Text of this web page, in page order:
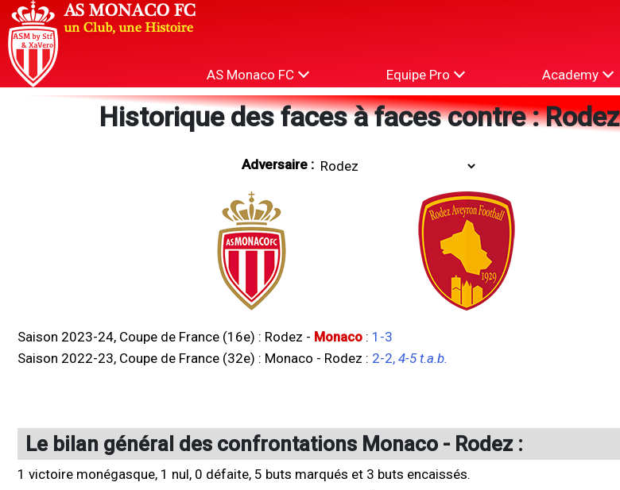
AS Monaco FC Equipe Pro Academy
Historique des faces à faces contre : Rodez
Adversaire :
Saison 2023-24, Coupe de France (16e) : Rodez - Monaco : 1-3
Saison 2022-23, Coupe de France (32e) : Monaco - Rodez : 2-2, 4-5 t.a.b.
Le bilan général des confrontations Monaco - Rodez :
1 victoire monégasque, 1 nul, 0 défaite, 5 buts marqués et 3 buts encaissés.